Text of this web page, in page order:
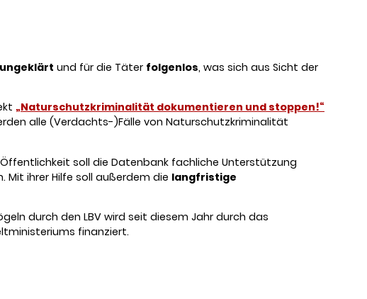
ungeklärt und für die Täter folgenlos, was sich aus Sicht der
„Naturschutzkriminalität dokumentieren und stoppen!“
alle (Verdachts-)Fälle von Naturschutzkriminalität
soll die Datenbank fachliche Unterstützung
ihrer Hilfe soll außerdem die langfristige
durch den LBV wird seit diesem Jahr durch das
finanziert.